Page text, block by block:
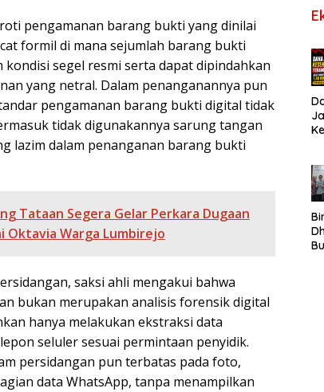
pengamanan barang bukti yang dinilai
formil di mana sejumlah barang bukti
segel resmi serta dapat dipindahkan
yang netral. Dalam penanganannya pun
pengamanan barang bukti digital tidak
tidak digunakannya sarung tangan
lazim dalam penanganan barang bukti
Tataan Segera Gelar Perkara Dugaan
Oktavia Warga Lumbirejo
saksi ahli mengakui bahwa
bukan merupakan analisis forensik digital
hanya melakukan ekstraksi data
seluler sesuai permintaan penyidik.
persidangan pun terbatas pada foto,
data WhatsApp, tanpa menampilkan